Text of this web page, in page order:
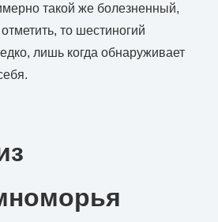
такой же болезненный,
то шестиногий
лишь когда обнаруживает